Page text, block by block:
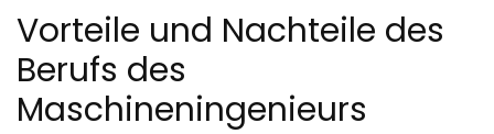
Vorteile und Nachteile des
Berufs des
Maschineningenieurs